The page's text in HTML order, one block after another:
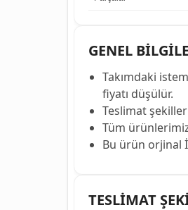
GENEL
Takımdaki
fiyatı düşülür.
Teslimat
Tüm
Bu ürün orjinal
TESLİMAT